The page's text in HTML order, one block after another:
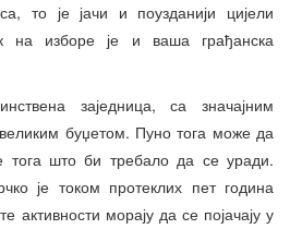
то је јачи и поузданији цијели
на изборе је и ваша грађанска
заједница, са значајним
буџетом. Пуно тога може да
тога што би требало да се уради.
је током протеклих пет година
активности морају да се појачају у